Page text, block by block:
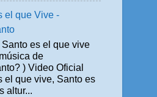
el que Vive -
Santo es el que vive
de
) Video Oficial
el que vive, Santo es
altur...